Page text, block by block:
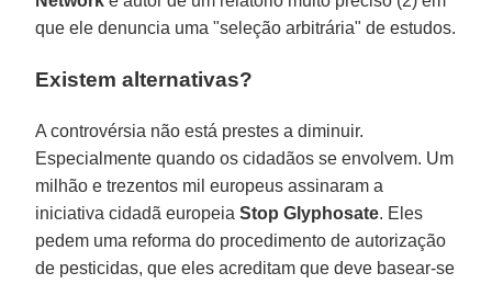
que ele denuncia uma "seleção arbitrária" de estudos.
Existem alternativas?
A controvérsia não está prestes a diminuir.
Especialmente quando os cidadãos se envolvem. Um
milhão e trezentos mil europeus assinaram a
iniciativa cidadã europeiaStop Glyphosate. Eles
pedem uma reforma do procedimento de autorização
de pesticidas, que eles acreditam que deve basear-se